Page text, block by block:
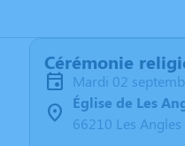
Cérémonie
mardi 02
Église de Les
66210 Les Angles